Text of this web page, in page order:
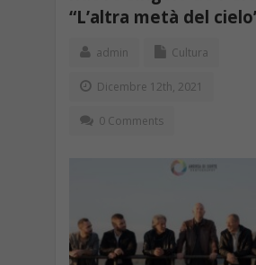
“L’altra metà del
admin Cultura
Dicembre 12th, 2021
0 Comments